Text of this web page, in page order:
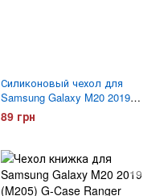
Силиконовый чехол для
Samsung Galaxy M20 2019
(M205) Belker Черный
89 грн